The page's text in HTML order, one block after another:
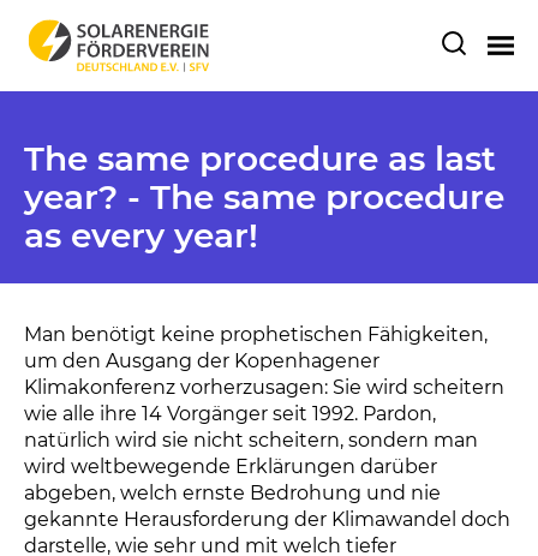
The same procedure as last
year? - The same procedure
as every year!
Man benötigt keine prophetischen Fähigkeiten,
um den Ausgang der Kopenhagener
Klimakonferenz vorherzusagen: Sie wird scheitern
wie alle ihre 14 Vorgänger seit 1992. Pardon,
natürlich wird sie nicht scheitern, sondern man
wird weltbewegende Erklärungen darüber
abgeben, welch ernste Bedrohung und nie
gekannte Herausforderung der Klimawandel doch
darstelle, wie sehr und mit welch tiefer